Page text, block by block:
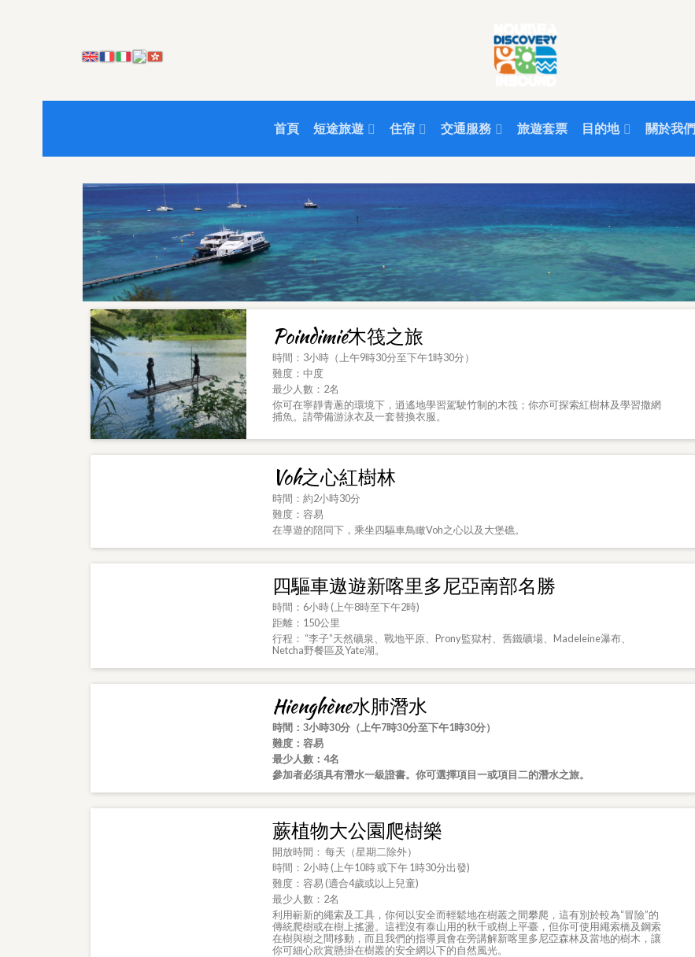
首頁 短途旅遊 住宿 交通服務 旅遊套票 目的地 關於我們
Poindimié木筏之旅
時間：3小時（上午9時30分至下午1時30分）
難度：中度
最少人數：2名
你可在寧靜青蔥的環境下，逍遙地學習駕駛竹制的木筏；你亦可探索紅樹林及學習撒網
捕魚。請帶備游泳衣及一套替換衣服。
Voh之心紅樹林
時間：約2小時30分
難度：容易
在導遊的陪同下，乘坐四驅車鳥瞰Voh之心以及大堡礁。
四驅車遨遊新喀里多尼亞南部名勝
時間：6小時 (上午8時至下午2時)
距離：150公里
行程： “李子”天然礦泉、戰地平原、Prony監獄村、舊鐵礦場、Madeleine瀑布、
Netcha野餐區及Yate湖。
Hienghène水肺潛水
時間： 3小時30分（上午7時30分至下午1時30分）
難度：容易
最少人數： 4名
參加者必須具有潛水一級證書。你可選擇項目一或項目二的潛水之旅。
蕨植物大公園爬樹樂
開放時間： 每天（星期二除外）
時間：2小時 (上午10時 或下午 1時30分出發)
難度：容易 (適合4歲或以上兒童)
最少人數：2名
利用嶄新的繩索及工具，你何以安全而輕鬆地在樹叢之間攀爬，這有別於較為“冒險”的
傳統爬樹或在樹上搖盪。這裡沒有泰山用的秋千或樹上平臺，但你可使用繩索橋及鋼索
在樹與樹之間移動，而且我們的指導員會在旁講解新喀里多尼亞森林及當地的樹木，讓
你可細心欣賞懸掛在樹叢的安全網以下的自然風光。